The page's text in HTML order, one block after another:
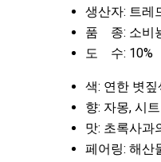
생산자: 트레
품 종: 소비
도 수: 10%
색: 연한 볏짚
향: 자몽, 시
맛: 초록사과
페어링: 해산